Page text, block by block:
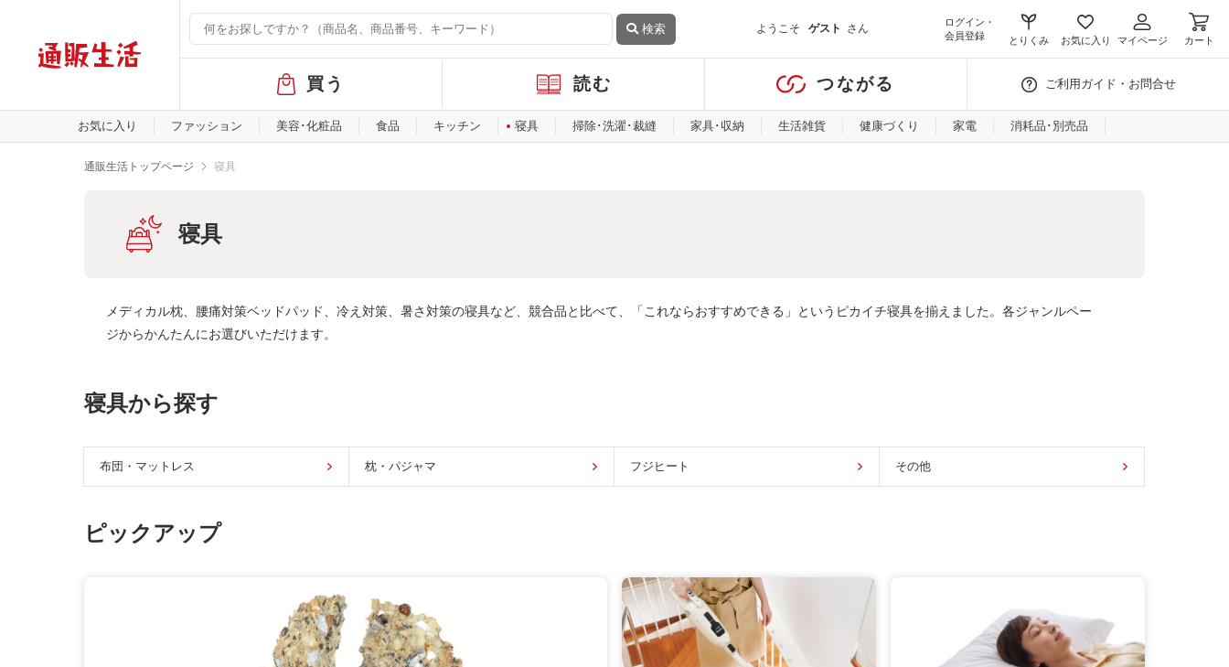
検索 ようこそ ゲスト さん
ログイン・
会員登録
とりくみ お気に入り マイページ カート
バ
ル
メ
ー
買う 読む つながる ご利用ガイド・お問合せ
お気に入り ファッション 美容･化粧品 食品 キッチン 寝具 掃除･洗濯･裁縫 家具･収納 生活雑貨 健康づくり 家電 消耗品･別売品
通販生活トップページ 寝具
寝具
メディカル枕、腰痛対策ベッドパッド、冷え対策、暑さ対策の寝具など、競合品と比べて、「これならおすすめできる」というピカイチ寝具を揃えました。各ジャンルペー
ジからかんたんにお選びいただけます。
寝具から探す
布団・マットレス 枕・パジャマ フジヒート その他
ピックアップ